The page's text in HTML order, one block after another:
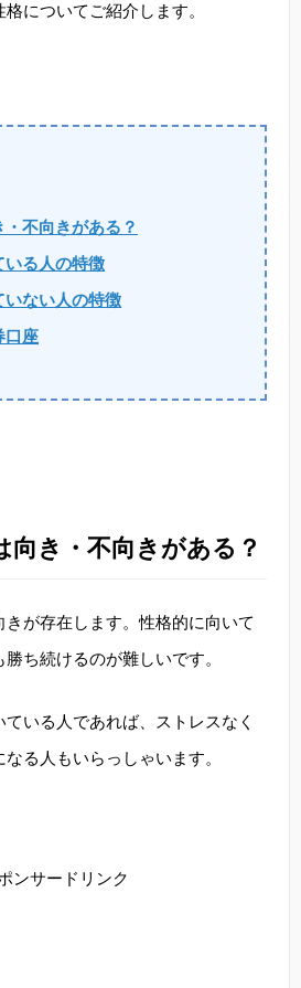
についてご紹介します。
不向きがある？
いる人の特徴
いない人の特徴
口座
向き・不向きがある？
が存在します。性格的に向いて
ち続けるのが難しいです。
いる人であれば、ストレスなく
る人もいらっしゃいます。
ンサードリンク